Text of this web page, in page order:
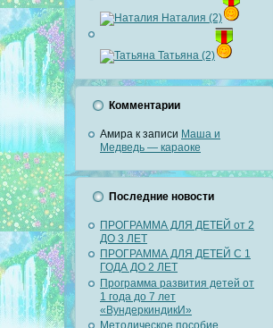
Наталия (2)
Татьяна (2)
Комментарии
Амира к записи Маша и
Медведь — караоке
Последние новости
ПРОГРАММА ДЛЯ ДЕТЕЙ от 2
ДО 3 ЛЕТ
ПРОГРАММА ДЛЯ ДЕТЕЙ С 1
ГОДА ДО 2 ЛЕТ
Программа развития детей от
1 года до 7 лет
«ВундеркиндикИ»
Методическое пособие